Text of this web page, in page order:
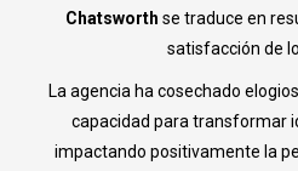
Chatsworth se traduce en
satisfacción de
La agencia ha cosechado
capacidad para transformar
impactando positivamente la